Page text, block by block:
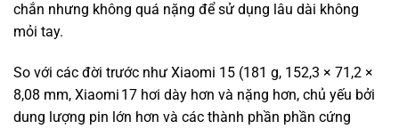
chắn nhưng không quá nặng để sử dụng lâu dài không
mỏi tay.
So với các đời trước như Xiaomi 15 (181 g, 152,3 × 71,2 ×
8,08 mm, Xiaomi 17 hơi dày hơn và nặng hơn, chủ yếu bởi
dung lượng pin lớn hơn và các thành phần phần cứng